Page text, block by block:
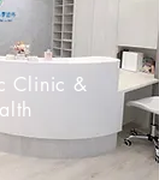
Clinic &